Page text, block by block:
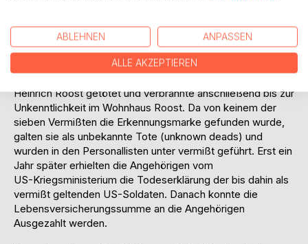
Infanterie-Division, ist einer von insgesamt sieben
Amerikanern, die nach dem deutschen Gegenangriff als
vermißt gemeldet wurden.
Heinrich Roost getötet und verbrannte anschließend bis zur
Unkenntlichkeit im Wohnhaus Roost. Da von keinem der
sieben Vermißten die Erkennungsmarke gefunden wurde,
galten sie als unbekannte Tote (unknown deads) und
wurden in den Personallisten unter vermißt geführt. Erst ein
Jahr später erhielten die Angehörigen vom
US-Kriegsministerium die Todeserklärung der bis dahin als
vermißt geltenden US-Soldaten. Danach konnte die
Lebensversicherungssumme an die Angehörigen
Ausgezahlt werden.
ABLEHNEN ANPASSEN
ALLE AKZEPTIEREN